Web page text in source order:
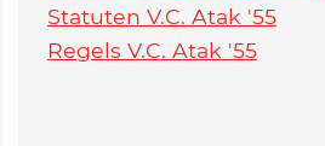
Statuten V.C. Atak '55
Regels V.C. Atak '55